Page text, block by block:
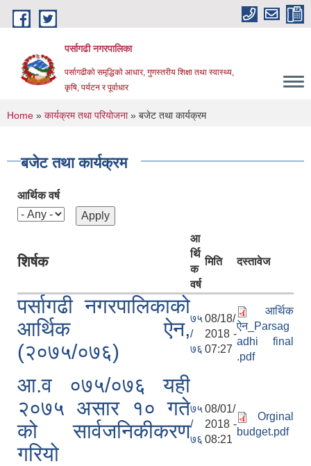
Skip to main content
पर्सागढी नगरपालिका
पर्सागढीको समृद्धिको आधार, गुणस्तरीय शिक्षा तथा स्वास्थ्य,
कृषि, पर्यटन र पूर्वाधार
You are here
Home » कार्यक्रम तथा परियोजना» बजेट तथा कार्यक्रम
बजेट तथा कार्यक्रम
आर्थिक वर्ष
शिर्षक
आ
र्थि
क
वर्ष
मिति दस्तावेज
पर्सागढी नगरपालिकाको
आर्थिक ऐन,
(२०७५/०७६)
७५
/
७६
08/18/
2018 -
07:27
आर्थिक
ऐन_Parsag
adhi final
.pdf
आ.व ०७५/०७६ यही
२०७५ असार १० गते
को सार्वजनिकीकरण
गरियो
७५
/
७६
08/01/
2018 -
08:21
Orginal
budget.pdf